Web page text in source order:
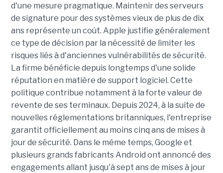
d'une mesure pragmatique. Maintenir des serveurs
de signature pour des systèmes vieux de plus de dix
ans représente un coût. Apple justifie généralement
ce type de décision par la nécessité de limiter les
risques liés à d'anciennes vulnérabilités de sécurité.
La firme bénéficie depuis longtemps d'une solide
réputation en matière de support logiciel. Cette
politique contribue notamment à la forte valeur de
revente de ses terminaux. Depuis 2024, à la suite de
nouvelles réglementations britanniques, l'entreprise
garantit officiellement au moins cinq ans de mises à
jour de sécurité. Dans le même temps, Google et
plusieurs grands fabricants Android ont annoncé des
engagements allant jusqu'à sept ans de mises à jour